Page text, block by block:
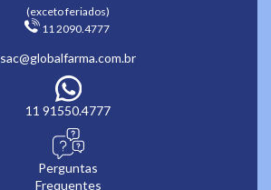
(exceto feriados)
11 2090.4777
sac@globalfarma.com.br
11 91550.4777
Perguntas
Frequentes